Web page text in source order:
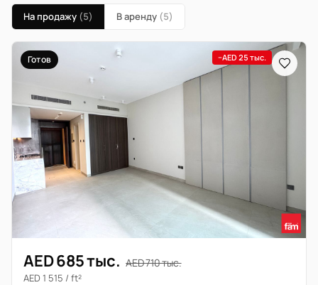
На продажу (5) В аренду (5)
Готов −AED 25 тыс.
AED 685 тыс. AED 710 тыс.
AED 1 515 / ft²